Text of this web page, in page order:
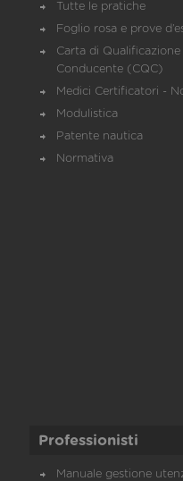
Tutte le pratiche
Foglio rosa e prove
Carta di Qualificazione
Conducente (CQC)
Medici Certificatori -
Modulistica
Patente nautica
Normativa
Professionisti
Manuale gestione